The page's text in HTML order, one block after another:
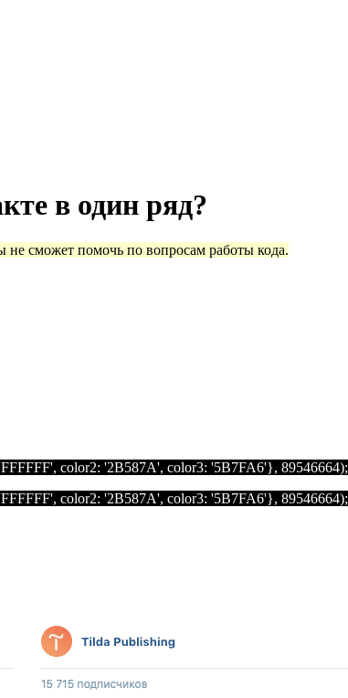
в один ряд?
сможет помочь по вопросам работы кода.
, color2: '2B587A', color3: '5B7FA6'}, 89546664);
, color2: '2B587A', color3: '5B7FA6'}, 89546664);